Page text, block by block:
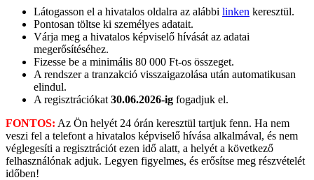
Látogasson el a hivatalos oldalra az alábbi linken keresztül.
Pontosan töltse ki személyes adatait.
Várja meg a hivatalos képviselő hívását az adatai
megerősítéséhez.
Fizesse be a minimális 80 000 Ft-os összeget.
A rendszer a tranzakció visszaigazolása után automatikusan
elindul.
A regisztrációkat 30.06.2026-ig fogadjuk el.
FONTOS: Az Ön helyét 24 órán keresztül tartjuk fenn. Ha nem
veszi fel a telefont a hivatalos képviselő hívása alkalmával, és nem
véglegesíti a regisztrációt ezen idő alatt, a helyét a következő
felhasználónak adjuk. Legyen figyelmes, és erősítse meg részvételét
időben!